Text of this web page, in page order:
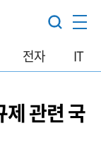
전자 IT
관련 국